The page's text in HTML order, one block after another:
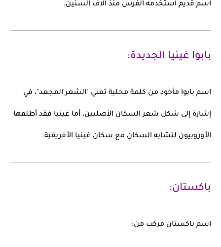
اسم قديم استخدمه الفرس منذ آلاف السنين.
بابوا غينيا الجديدة:
اسم بابوا مأخوذ من كلمة محلية تعني "الشعر المجعد"، في
إشارة إلى شكل شعر السكان الأصليين، أما غينيا فقد أطلقها
الأوروبيون لتشابه السكان مع سكان غينيا الأفريقية.
باكستان:
اسم باكستان مركب من: